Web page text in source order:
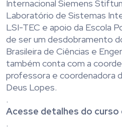
Internacional Siemens
Laboratório de Sistemas
LSI-TEC e apoio da Escola
de ser um desdobramento
Brasileira de Ciências e
também conta com a
professora e coordenadora
Deus Lopes.
.
Acesse detalhes do curso
.